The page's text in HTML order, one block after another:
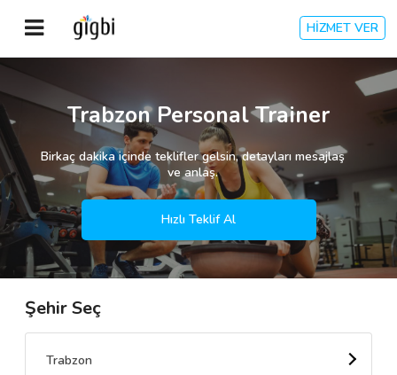
HİZMET VER
Anasayfa
Giriş Yap
Kayıt Ol
Kategoriler
🎈 Biz Kimiz?
Trabzon Personal Trainer
Birkaç dakika içinde teklifler gelsin, detayları mesajlaş
ve anlaş.
Hızlı Teklif Al
Şehir Seç
Trabzon